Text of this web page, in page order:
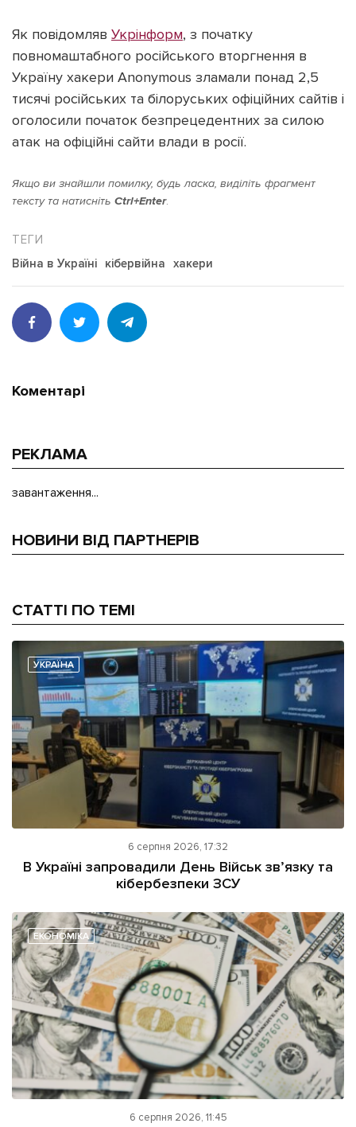
Як повідомляв Укрінформ, з початку
повномаштабного російського вторгнення в
Україну хакери Anonymous зламали понад 2,5
тисячі російських та білоруських офіційних сайтів і
оголосили початок безпрецедентних за силою
атак на офіційні сайти влади в росії.
Якщо ви знайшли помилку, будь ласка, виділіть фрагмент
тексту та натисніть Ctrl+Enter.
Війна в Україні кібервійна хакери
Коментарі
РЕКЛАМА
завантаження...
НОВИНИ ВІД ПАРТНЕРІВ
СТАТТІ ПО ТЕМІ
УКРАЇНА
6 серпня 2026, 17:32
В Україні запровадили День Військ зв’язку та
кібербезпеки ЗСУ
ЕКОНОМІКА
6 серпня 2026, 11:45